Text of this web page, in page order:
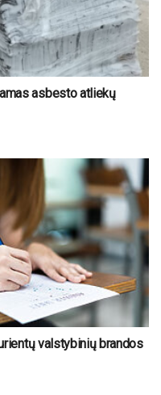
asbesto atliekų
valstybinių brandos